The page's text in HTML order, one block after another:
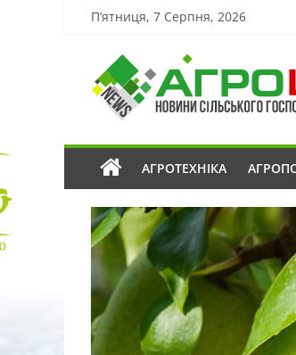
П’ятниця, 7 Серпня, 2026
АГРОТЕХНІКА